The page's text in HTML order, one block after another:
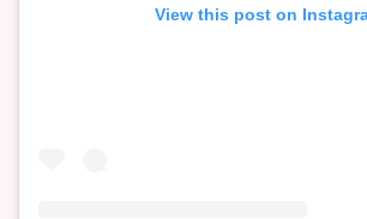
View this post on